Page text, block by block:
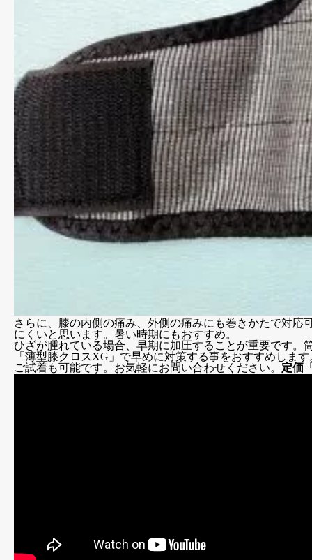
さらに、膝の内側の痛み、外側の痛みにも巻きかたで対
にくいと思います。暑い時期にもおすすめ。
ひざが腫れている場合、早期に加圧することが重要です。
「薄型膝クロスXG」で早めに対策する事をおすすめしま
ご試着も可能です。お気軽にお問い合わせください。 定価